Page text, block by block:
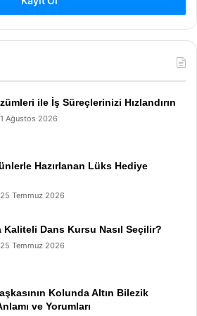
ile İş Süreçlerinizi Hızlandırın
1 Ağustos 2026
Hazırlanan Lüks Hediye
25 Temmuz 2026
Kaliteli Dans Kursu Nasıl Seçilir?
25 Temmuz 2026
Kolunda Altın Bilezik
ve Yorumları